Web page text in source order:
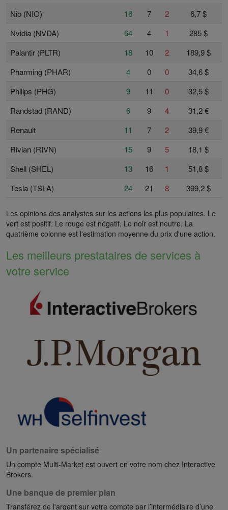
Nio (NIO)
16 7 2
6,7 $
Nvidia (NVDA)
64 4 1
285 $
Palantir (PLTR)
18 10 2
189,9 $
Pharming (PHAR)
4 0 0
34,6 $
Philips (PHG)
9 11 0
32,5 $
Randstad (RAND)
6 9 4
31,2 €
Renault
11 7 2
39,9 €
Rivian (RIVN)
15 9 5
18,1 $
Shell (SHEL)
13 16 1
51,8 $
Tesla (TSLA)
24 21 8 399,2 $
Les opinions des analystes sur les actions les plus populaires. Le
vert est positif. Le rouge est négatif. Le noir est neutre. La
quatrième colonne est l'estimation moyenne du prix d'une action.
Les meilleurs prestataires de services à
votre service
Un partenaire spécialisé
Un compte Multi-Market est ouvert en votre nom chez Interactive
Brokers.
Une banque de premier plan
Transférez de l'argent sur votre compte par l’intermédiaire d’une